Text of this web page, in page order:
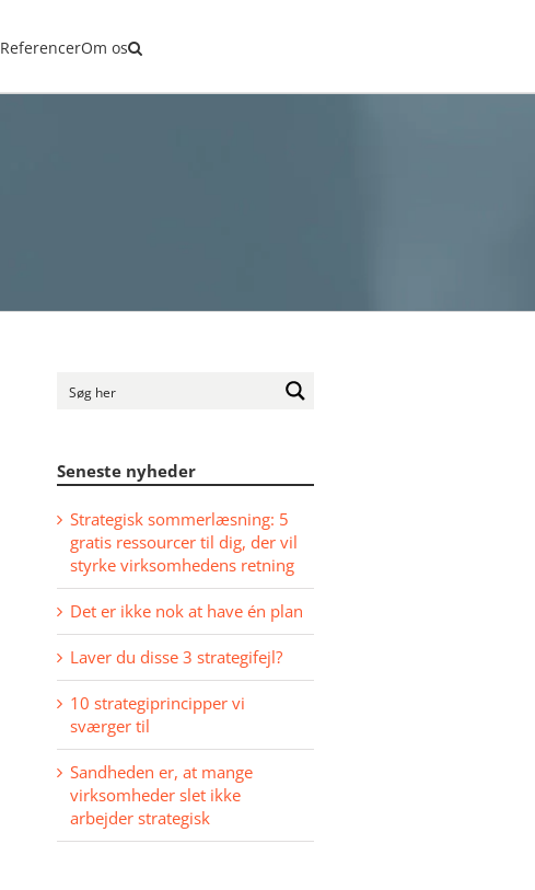
ReferencerOm os
Seneste nyheder
Strategisk sommerlæsning: 5
gratis ressourcer til dig, der vil
styrke virksomhedens retning
Det er ikke nok at have én plan
Laver du disse 3 strategifejl?
10 strategiprincipper vi
sværger til
Sandheden er, at mange
virksomheder slet ikke
arbejder strategisk